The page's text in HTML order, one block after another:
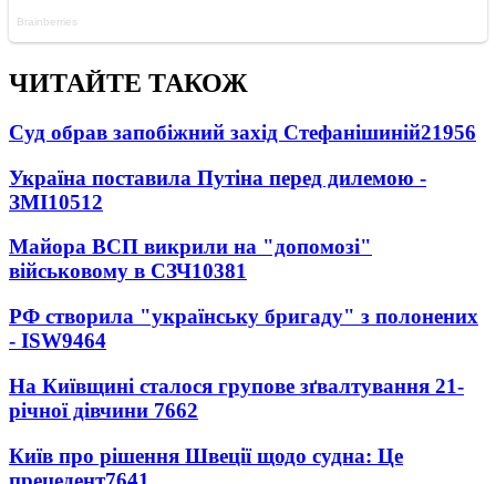
ЧИТАЙТЕ ТАКОЖ
Суд обрав запобіжний захід Стефанішиній21956
Україна поставила Путіна перед дилемою -
ЗМІ10512
Майора ВСП викрили на "допомозі"
військовому в СЗЧ10381
РФ створила "українську бригаду" з полонених
- ISW9464
На Київщині сталося групове зґвалтування 21-
річної дівчини 7662
Київ про рішення Швеції щодо судна: Це